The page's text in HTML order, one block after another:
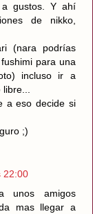
gustos. Y ahí
de nikko,
(nara podrías
para una
incluso ir a
a eso decide si
;)
22:00
unos amigos
mas llegar a